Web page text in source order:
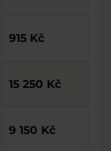
915 Kč
15 250 Kč
9 150 Kč